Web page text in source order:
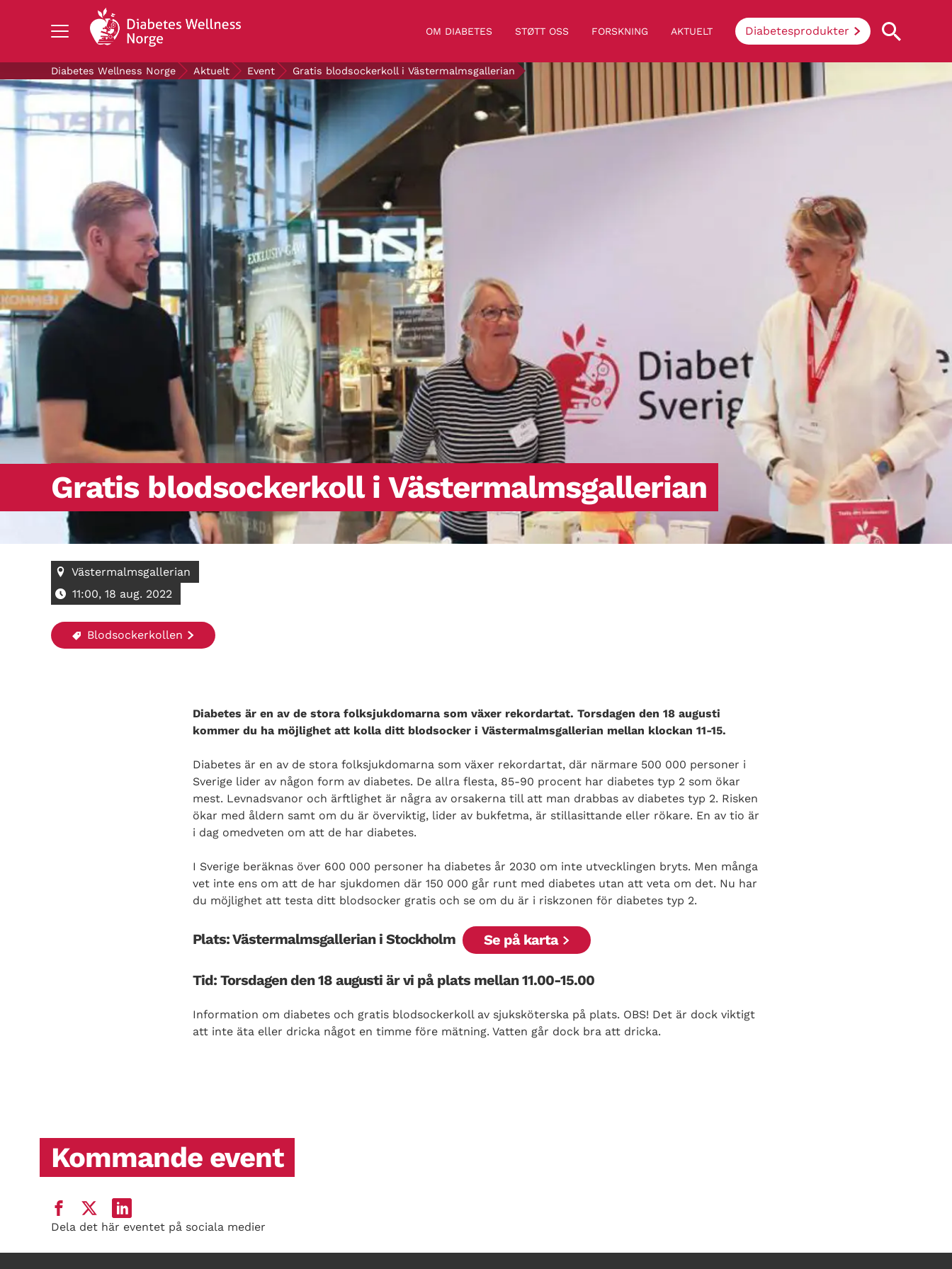
OM DIABETES STØTT OSS FORSKNING AKTUELT Diabetesprodukter
OM DIABETES
STØTT OSS
AKTUELT
OM OSS
GRATIS DIABETESPRODUKTER
Hva innebærer diabetes
Enkelt sagt så hindrer sykdommen
kroppen i å omdanne sukker og stivelse
fra mat til energi. Når du har diabetes,
greier ikke kroppen å produsere insulin
eller det insulin som produseres
fungerer ikke som det skal.
Search Diabetes Wellness Norge
Diabetes Wellness Norge Aktuelt Event Gratis blodsockerkoll i Västermalmsgallerian
Gratis blodsockerkoll i Västermalmsgallerian
Västermalmsgallerian
11:00, 18 aug. 2022
Blodsockerkollen
Diabetes är en av de stora folksjukdomarna som växer rekordartat. Torsdagen den 18 augusti
kommer du ha möjlighet att kolla ditt blodsocker i Västermalmsgallerian mellan klockan 11-15.
Diabetes är en av de stora folksjukdomarna som växer rekordartat, där närmare 500 000 personer i
Sverige lider av någon form av diabetes. De allra flesta, 85-90 procent har diabetes typ 2 som ökar
mest. Levnadsvanor och ärftlighet är några av orsakerna till att man drabbas av diabetes typ 2. Risken
ökar med åldern samt om du är överviktig, lider av bukfetma, är stillasittande eller rökare. En av tio är
i dag omedveten om att de har diabetes.
I Sverige beräknas över 600 000 personer ha diabetes år 2030 om inte utvecklingen bryts. Men många
vet inte ens om att de har sjukdomen där 150 000 går runt med diabetes utan att veta om det. Nu har
du möjlighet att testa ditt blodsocker gratis och se om du är i riskzonen för diabetes typ 2.
Plats: Västermalmsgallerian i Stockholm Se på karta
Tid: Torsdagen den 18 augusti är vi på plats mellan 11.00-15.00
Information om diabetes och gratis blodsockerkoll av sjuksköterska på plats. OBS! Det är dock viktigt
att inte äta eller dricka något en timme före mätning. Vatten går dock bra att dricka.
Kommande event
Dela det här eventet på sociala medier